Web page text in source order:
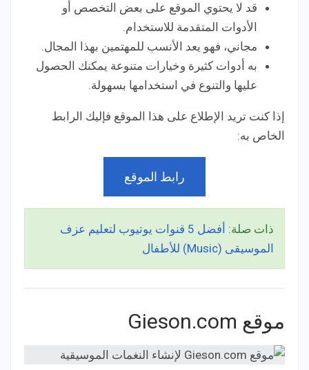
قد لا يحتوي الموقع على بعض التخصص أو
الأدوات المتقدمة للاستخدام.
مجاني، فهو يعد الأنسب للمهتمين بهذا المجال.
به أدوات كثيرة وخيارات متنوعة يمكنك الحصول
عليها والتنوع في استخدامها بسهولة.
إذا كنت تريد الإطلاع على هذا الموقع فإليك الرابط
الخاص به:
رابط الموقع
ذات صلة:
أفضل 5 قنوات يوتيوب لتعليم عزف
الموسيقى (Music) للأطفال
موقع Gieson.com